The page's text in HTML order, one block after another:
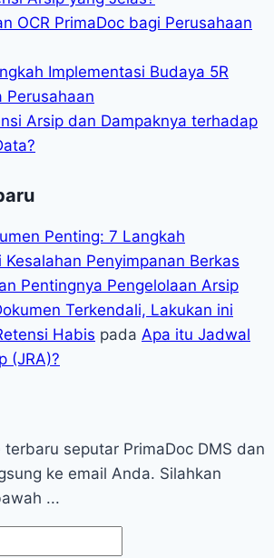
OCR PrimaDoc bagi Perusahaan
Implementasi Budaya 5R
Perusahaan
Arsip dan Dampaknya terhadap
Penting: 7 Langkah
Kesalahan Penyimpanan Berkas
Pentingnya Pengelolaan Arsip
Terkendali, Lakukan ini
Habis pada Apa itu Jadwal
(JRA)?
seputar PrimaDoc DMS dan
ke email Anda. Silahkan
...